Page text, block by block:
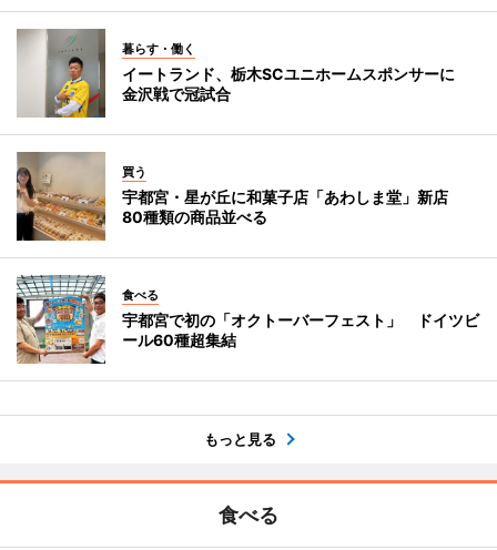
暮らす・働く
イートランド、栃木SCユニホームスポンサーに
金沢戦で冠試合
買う
宇都宮・星が丘に和菓子店「あわしま堂」新店
80種類の商品並べる
食べる
宇都宮で初の「オクトーバーフェスト」 ドイツビ
ール60種超集結
もっと見る
食べる